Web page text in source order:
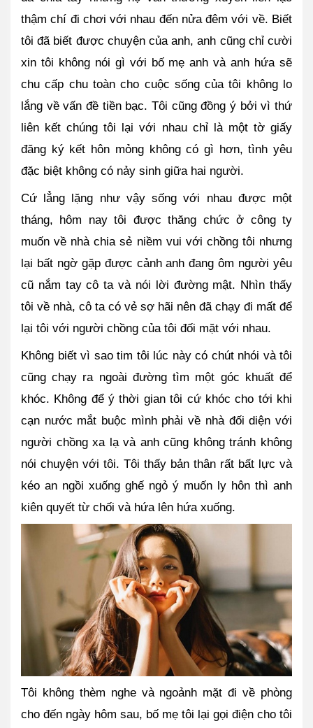
thậm chí đi chơi với nhau đến nửa đêm với về. Biết
tôi đã biết được chuyện của anh, anh cũng chỉ cười
xin tôi không nói gì với bố mẹ anh và anh hứa sẽ
chu cấp chu toàn cho cuộc sống của tôi không lo
lắng về vấn đề tiền bạc. Tôi cũng đồng ý bởi vì thứ
liên kết chúng tôi lại với nhau chỉ là một tờ giấy
đăng ký kết hôn mỏng không có gì hơn, tình yêu
đặc biệt không có nảy sinh giữa hai người.
Cứ lẳng lặng như vậy sống với nhau được một
tháng, hôm nay tôi được thăng chức ở công ty
muốn về nhà chia sẻ niềm vui với chồng tôi nhưng
lại bất ngờ gặp được cảnh anh đang ôm người yêu
cũ nắm tay cô ta và nói lời đường mật. Nhìn thấy
tôi về nhà, cô ta có vẻ sợ hãi nên đã chạy đi mất để
lại tôi với người chồng của tôi đối mặt với nhau.
Không biết vì sao tim tôi lúc này có chút nhói và tôi
cũng chạy ra ngoài đường tìm một góc khuất để
khóc. Không để ý thời gian tôi cứ khóc cho tới khi
cạn nước mắt buộc mình phải về nhà đối diện với
người chồng xa lạ và anh cũng không tránh không
nói chuyện với tôi. Tôi thấy bản thân rất bất lực và
kéo an ngồi xuống ghế ngỏ ý muốn ly hôn thì anh
kiên quyết từ chối và hứa lên hứa xuống.
Tôi không thèm nghe và ngoảnh mặt đi về phòng
cho đến ngày hôm sau, bố mẹ tôi lại gọi điện cho tôi